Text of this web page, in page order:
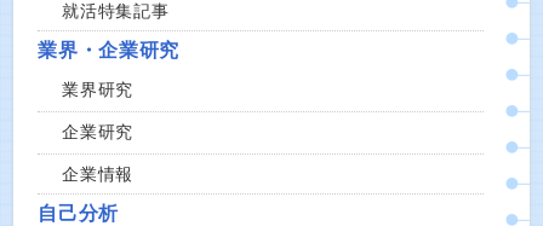
就活特集記事
業界・企業研究
業界研究
企業研究
企業情報
自己分析